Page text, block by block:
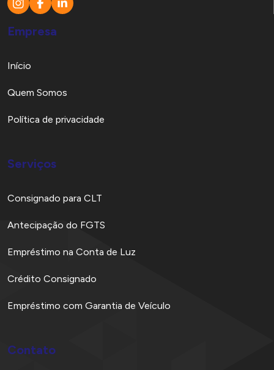
Empresa
Início
Quem Somos
Política de privacidade
Serviços
Consignado para CLT
Antecipação do FGTS
Empréstimo na Conta de Luz
Crédito Consignado
Empréstimo com Garantia de Veículo
Contato